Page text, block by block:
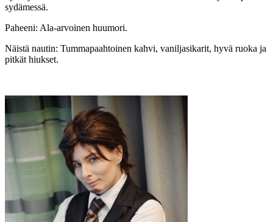
sydämessä.
Paheeni: Ala-arvoinen huumori.
Näistä nautin: Tummapaahtoinen kahvi, vaniljasikarit, hyvä ruoka ja
pitkät hiukset.